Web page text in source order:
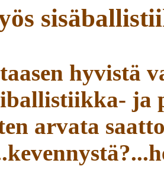
hyvistä
ja
arvata